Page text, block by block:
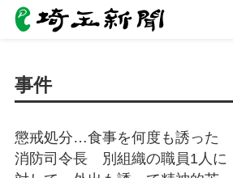
事件
懲戒処分…食事を何度も誘った
消防司令長 別組織の職員1人に